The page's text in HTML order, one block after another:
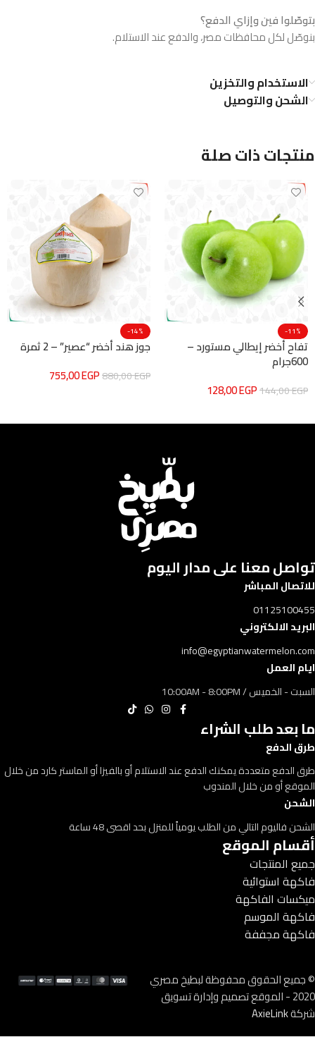
بتوصّلوا فين وإزاي الدفع؟
بنوصّل لكل محافظات مصر، والدفع عند الاستلام.
الاستخدام والتخزين
الشحن والتوصيل
منتجات ذات صلة
-11%
تفاح أخضر إيطالي مستورد –
600جرام
144,00EGP
128,00EGP
-14%
جوز هند أخضر “عصير” – 2 ثمرة
880,00EGP
755,00EGP
تواصل معنا على مدار اليوم​​
للاتصال المباشر
01125100455
البريد الالكتروني
info@egyptianwatermelon.com
ايام العمل
السبت - الخميس / 10:00AM - 8:00PM
ما بعد طلب الشراء
طرق الدفع
طرق الدفع متعددة يمكنك الدفع عند الاستلام أو بالفيزا أو الماستر كارد من خلال
الموقع أو من خلال المندوب
الشحن
الشحن فاليوم التالي من الطلب يومياً للمنزل بحد اقصى 48 ساعة
أقسام الموقع
جميع المنتجات
فاكهة استوائية
ميكسات الفاكهة
فاكهة الموسم
فاكهة مجففة
© جميع الحقوق محفوظة لبطيخ مصري
2020 - الموقع تصميم وإدارة تسويق
شركةAxieLink